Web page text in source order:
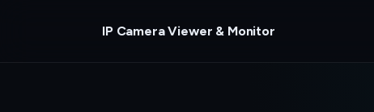
IP Camera Viewer & Monitor